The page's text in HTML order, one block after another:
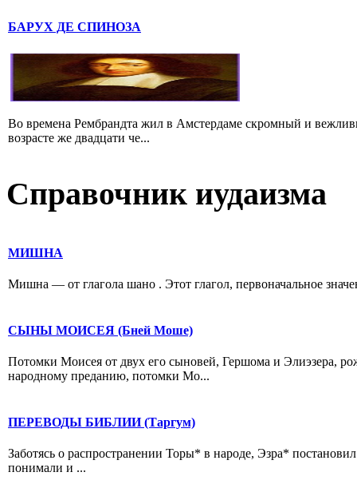
БАРУХ ДЕ СПИНОЗА
Во времена Рембрандта жил в Амстердаме скромный и
возрасте же двадцати че...
Справочник иудаизма
МИШНА
Мишна — от глагола шано . Этот глагол, первоначальное
СЫНЫ МОИСЕЯ (Бней Моше)
Потомки Моисея от двух его сыновей, Гершома и Элиэзера,
народному преданию, потомки Мо...
ПЕРЕВОДЫ БИБЛИИ (Таргум)
Заботясь о распространении Торы* в народе, Эзра*
понимали и ...